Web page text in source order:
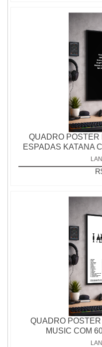
QUADRO POSTER
ESPADAS KATANA
QUADRO
MUSIC COM